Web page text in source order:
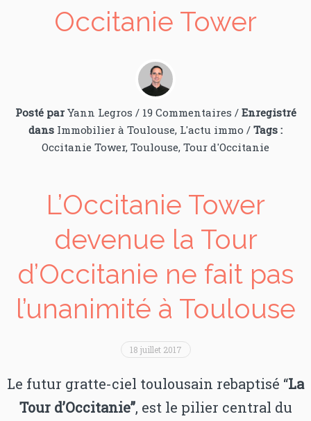
Occitanie Tower
Posté par Yann Legros / 19 Commentaires / Enregistré
dans Immobilier à Toulouse, L'actu immo / Tags :
Occitanie Tower, Toulouse, Tour d'Occitanie
L’Occitanie Tower
devenue la Tour
d’Occitanie ne fait pas
l’unanimité à Toulouse
18 juillet 2017
Le futur gratte-ciel toulousain rebaptisé “La
Tour d’Occitanie”, est le pilier central du